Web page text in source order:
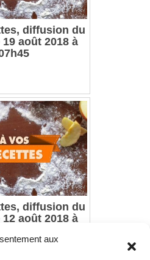
aux
diffusion du
août 2018 à
diffusion du
août 2018 à